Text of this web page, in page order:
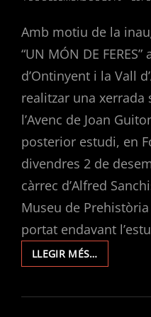
Amb motiu de la
“UN MÓN DE
d’Ontinyent i la Vall
realitzar una
l’Avenc de Joan
posterior estudi, en
divendres 2 de
càrrec d’Alfred
Museu de
portat endavant
LLEGIR MÉS…UN
MÓN
FERES.